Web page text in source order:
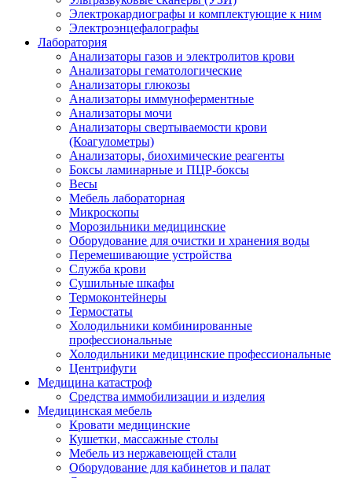
Электрокардиографы и комплектующие к ним
Электроэнцефалографы
Лаборатория
Анализаторы газов и электролитов крови
Анализаторы гематологические
Анализаторы глюкозы
Анализаторы иммуноферментные
Анализаторы мочи
Анализаторы свертываемости крови
(Коагулометры)
Анализаторы, биохимические реагенты
Боксы ламинарные и ПЦР-боксы
Весы
Мебель лабораторная
Микроскопы
Морозильники медицинские
Оборудование для очистки и хранения воды
Перемешивающие устройства
Служба крови
Сушильные шкафы
Термоконтейнеры
Термостаты
Холодильники комбинированные
профессиональные
Холодильники медицинские профессиональные
Центрифуги
Медицина катастроф
Средства иммобилизации и изделия
Медицинская мебель
Кровати медицинские
Кушетки, массажные столы
Мебель из нержавеющей стали
Оборудование для кабинетов и палат